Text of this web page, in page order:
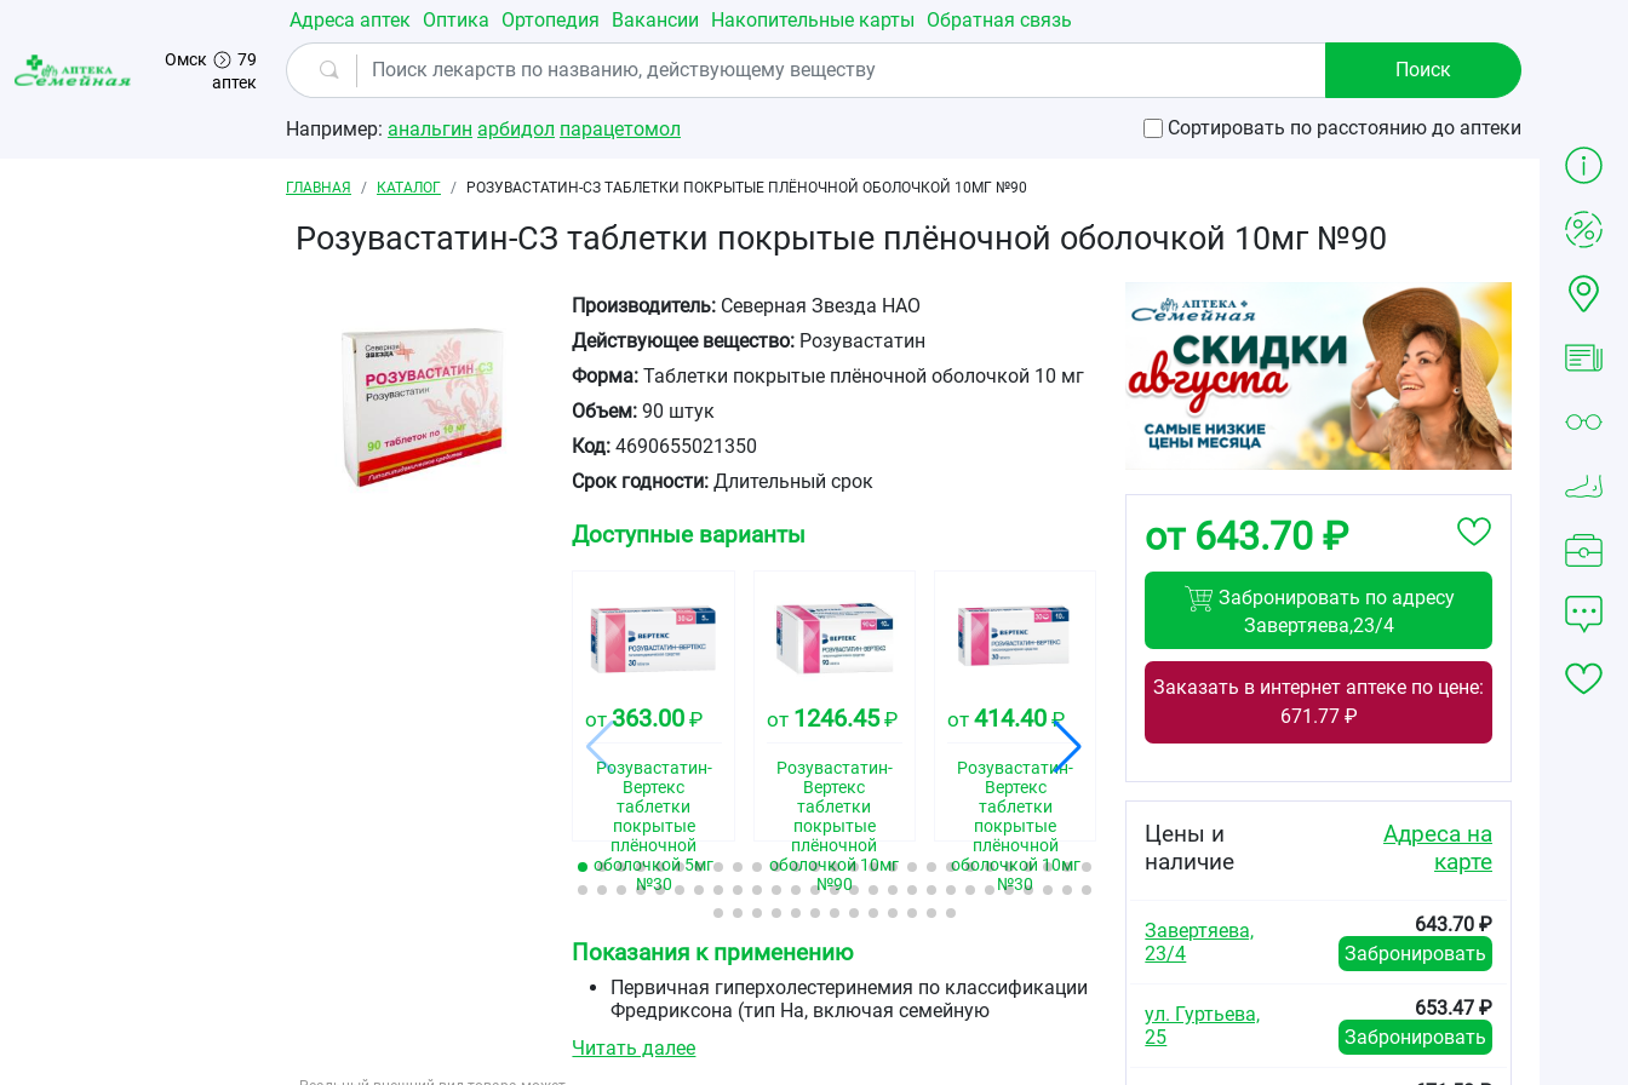
Перейти к основному содержанию
Омск
79
аптек
Адреса аптек Оптика Ортопедия Вакансии Накопительные карты Обратная связь
Например: анальгин арбидол парацетомол Сортировать по расстоянию до аптеки
Строка навигации
ГЛАВНАЯ КАТАЛОГ РОЗУВАСТАТИН-СЗ ТАБЛЕТКИ ПОКРЫТЫЕ ПЛЁНОЧНОЙ ОБОЛОЧКОЙ 10МГ №90
Розувастатин-СЗ таблетки покрытые плёночной оболочкой 10мг №90
Производитель: Северная Звезда НАО
Действующее вещество: Розувастатин
Форма: Таблетки покрытые плёночной оболочкой 10 мг
Объем: 90 штук
Код: 4690655021350
Срок годности: Длительный срок
Доступные варианты
от363.00 ₽
Розувастатин-
Вертекс
таблетки
покрытые
плёночной
оболочкой 5мг
№30
от 1246.45₽
Розувастатин-
Вертекс
таблетки
покрытые
плёночной
оболочкой 10мг
№90
от414.40 ₽
Розувастатин-
Вертекс
таблетки
покрытые
плёночной
оболочкой 10мг
№30
Вертекс
таблетки
покрытые
плёночной
оболочкой 20мг
от1583.40
Вертекс
таблетки
покрытые
плёночной
оболочкой 20мг
СЗ таблетки
Показания к применению
Первичная гиперхолестеринемия по классификации
Фредриксона (тип На, включая семейную
смешанная гиперхолестеринемия (тип НЬ) в
Читать далее
от 643.70 ₽
Забронировать по адресу
Завертяева,23/4
Заказать в интернет аптеке по цене:
671.77 ₽
Цены и
наличие
Адреса на
карте
Завертяева,
23/4
643.70 ₽
Забронировать
ул. Гуртьева,
25
653.47 ₽
Забронировать